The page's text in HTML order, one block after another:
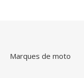
Marques de moto